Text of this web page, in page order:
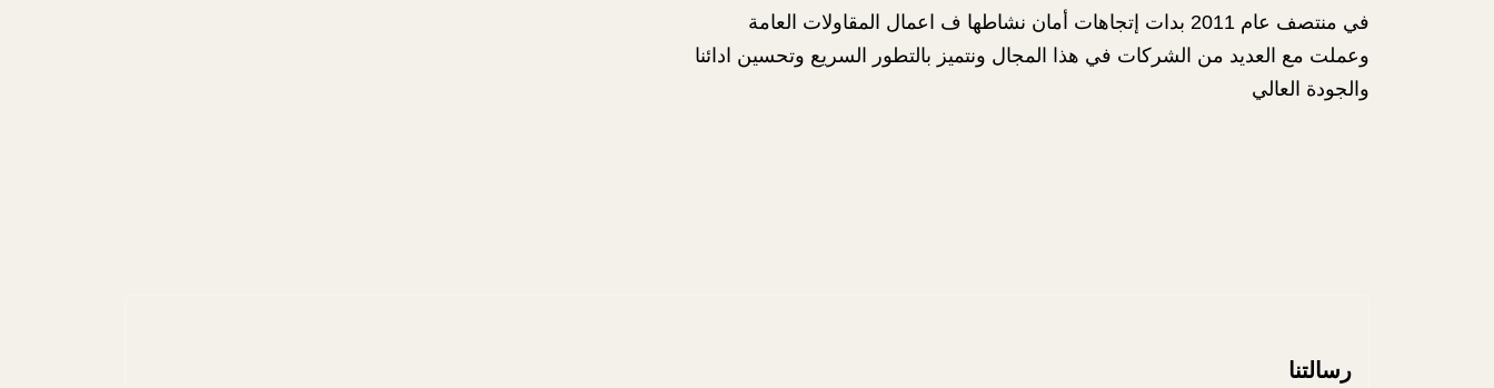
في منتصف عام 2011 بدات إتجاهات أمان نشاطها ف اعمال المقاولات العامة
وعملت مع العديد من الشركات في هذا المجال ونتميز بالتطور السريع وتحسين ادائنا
والجودة العالي
رسالتنا